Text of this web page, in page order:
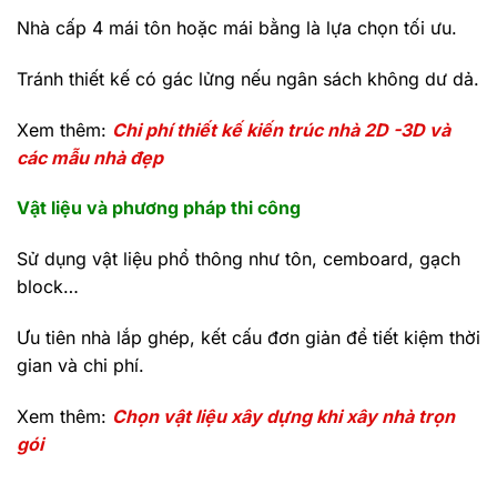
Nhà cấp 4 mái tôn hoặc mái bằng là lựa chọn tối ưu.
Tránh thiết kế có gác lửng nếu ngân sách không dư dả.
Xem thêm: Chi phí thiết kế kiến trúc nhà 2D -3D và
các mẫu nhà đẹp
Vật liệu và phương pháp thi công
Sử dụng vật liệu phổ thông như tôn, cemboard, gạch
block…
Ưu tiên nhà lắp ghép, kết cấu đơn giản để tiết kiệm thời
gian và chi phí.
Xem thêm: Chọn vật liệu xây dựng khi xây nhà trọn
gói